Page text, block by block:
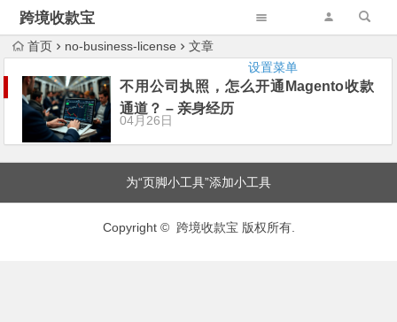
跨境收款宝
设置菜单
首页 no-business-license 文章
不用公司执照，怎么开通Magento收款
通道？ – 亲身经历
04月26日
为“页脚小工具”添加小工具
Copyright © 跨境收款宝 版权所有.